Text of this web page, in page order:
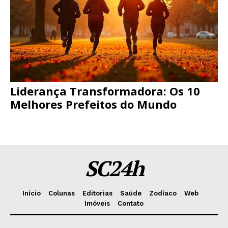
Liderança Transformadora: Os 10
Melhores Prefeitos do Mundo
SC24h
Início Colunas Editorias Saúde Zodíaco
Web
Imóveis
Contato